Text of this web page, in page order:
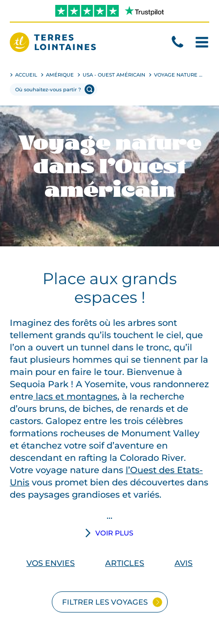
directement
contenu
ACCUEIL AMÉRIQUE USA - OUEST AMÉRICAIN VOYAGE NATURE DANS L’OUEST AMÉRICAIN
Voyage nature
dans l’Ouest
américain
Place aux grands
espaces !
Imaginez des forêts où les arbres sont
tellement grands qu’ils touchent le ciel, que
l’on a ouvert un tunnel dans le tronc, qu’il
faut plusieurs hommes qui se tiennent par la
main pour en faire le tour. Bienvenue à
Sequoia Park ! A Yosemite, vous randonnerez
entre lacs et montagnes, à la recherche
d’ours bruns, de biches, de renards et de
castors. Galopez entre les trois célèbres
formations rocheuses de Monument Valley
et étanchez votre soif d’aventure en
descendant en rafting la Colorado River.
Votre voyage nature dans l’Ouest des Etats-
Unis vous promet bien des découvertes dans
des paysages grandioses et variés.
...
VOIR PLUS
VOS ENVIES ARTICLES AVIS
FILTRER LES VOYAGES